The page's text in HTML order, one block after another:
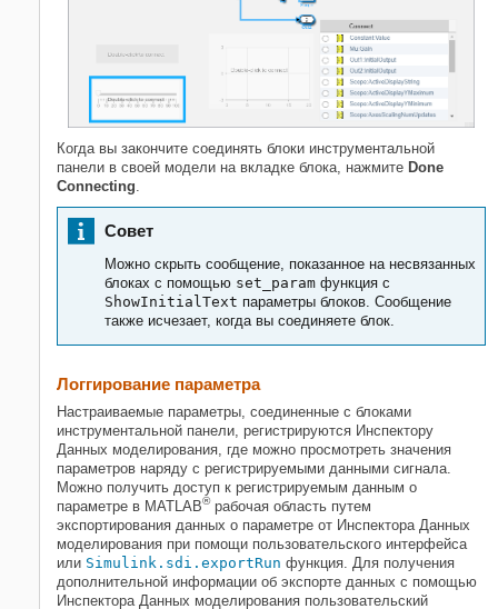
Когда вы закончите соединять блоки инструментальной
панели в своей модели на вкладке блока, нажмите Done
Connecting
Совет
Можно скрыть сообщение, показанное на несвязанных
блоках с помощью set_param функция с
ShowInitialText параметры блоков. Сообщение
также исчезает, когда вы соединяете блок.
Логгирование параметра
Настраиваемые параметры, соединенные с блоками
инструментальной панели, регистрируются Инспектору
Данных моделирования, где можно просмотреть значения
параметров наряду с регистрируемыми данными сигнала.
Можно получить доступ к регистрируемым данным о
параметре в MATLAB®рабочая область путем
экспортирования данных о параметре от Инспектора Данных
моделирования при помощи пользовательского интерфейса
или Simulink.sdi.exportRun функция. Для получения
дополнительной информации об экспорте данных с помощью
Инспектора Данных моделирования пользовательский